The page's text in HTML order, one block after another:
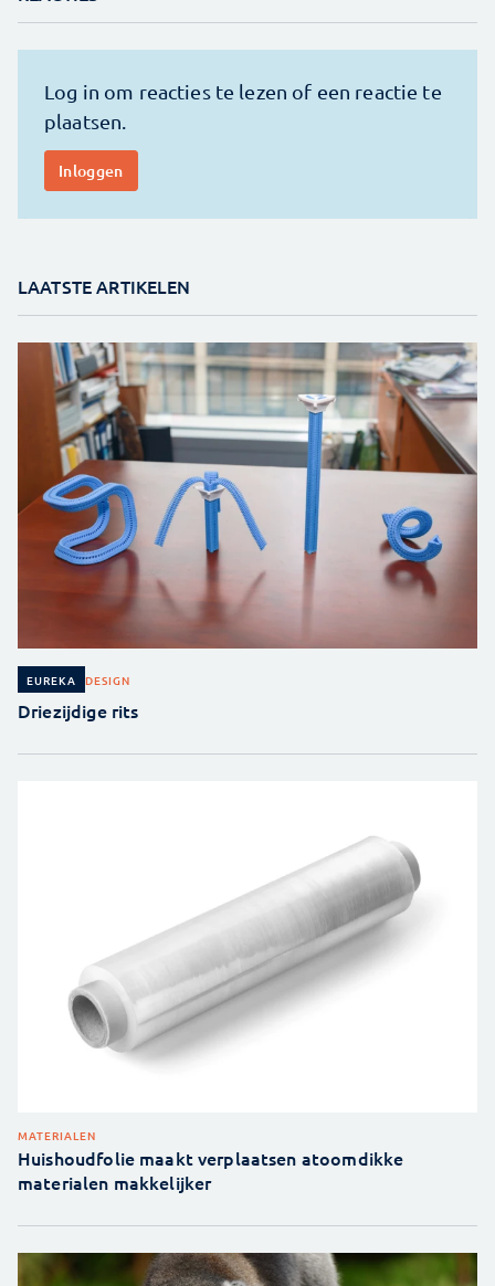
LAATSTE ARTIKELEN
EUREKA DESIGN
Driezijdige rits
MATERIALEN
Huishoudfolie maakt verplaatsen atoomdikke
materialen makkelijker